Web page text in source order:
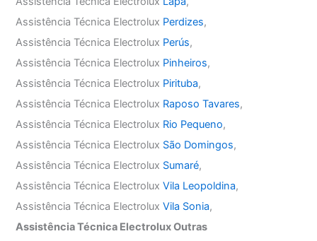
Assistência Técnica Electrolux Perdizes,
Assistência Técnica Electrolux Perús,
Assistência Técnica Electrolux Pinheiros,
Assistência Técnica Electrolux Pirituba,
Assistência Técnica Electrolux Raposo Tavares,
Assistência Técnica Electrolux Rio Pequeno,
Assistência Técnica Electrolux São Domingos,
Assistência Técnica Electrolux Sumaré,
Assistência Técnica ElectroluxVila Leopoldina,
Assistência Técnica ElectroluxVila Sonia,
Assistência Técnica Electrolux Outras